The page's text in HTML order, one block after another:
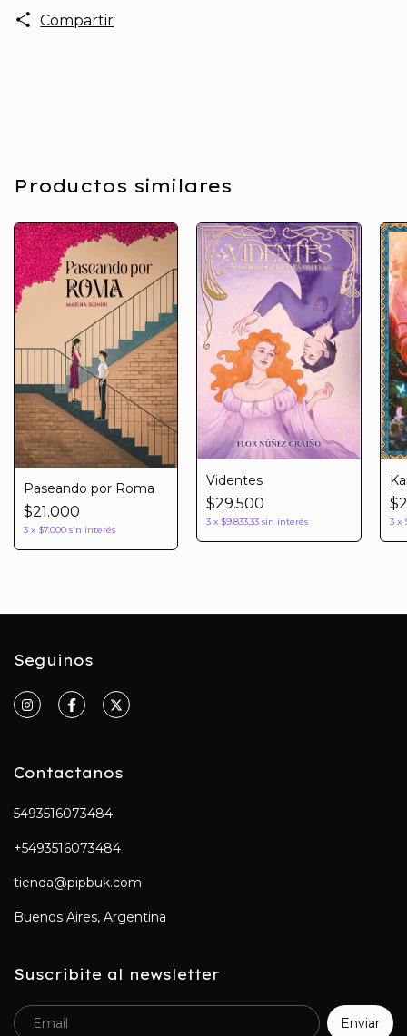
Compartir
Productos similares
Paseando por Roma
$21.000
3 x $7.000 sin interés
Videntes
$29.500
3 x $9.833,33 sin interés 3 x
Seguinos
Contactanos
5493516073484
+5493516073484
tienda@pipbuk.com
Buenos Aires, Argentina
Suscribite al newsletter